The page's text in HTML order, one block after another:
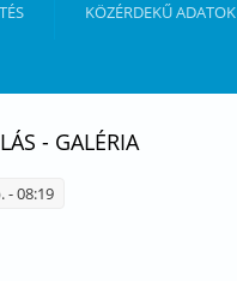
KÖZÉRDEKŰ ADATOK
- GALÉRIA
- 08:19